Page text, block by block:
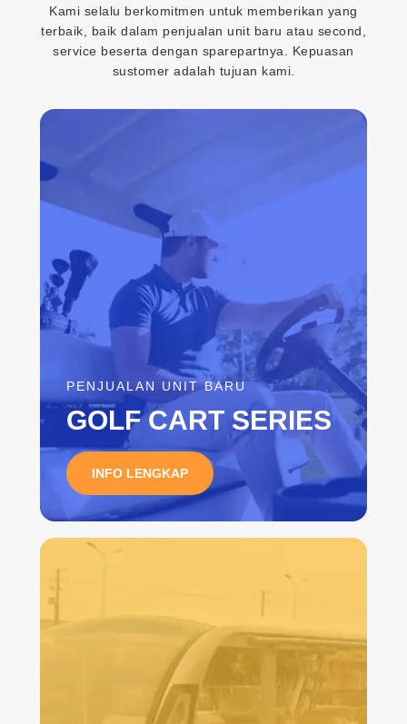
Kami selalu berkomitmen untuk memberikan yang
terbaik, baik dalam penjualan unit baru atau second,
service beserta dengan sparepartnya. Kepuasan
sustomer adalah tujuan kami.
PENJUALAN UNIT BARU
GOLF CART SERIES
INFO LENGKAP